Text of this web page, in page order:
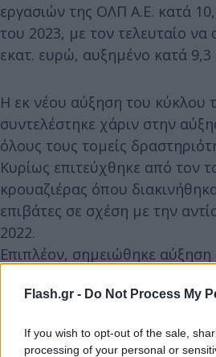
Flash.gr - Do Not Process My
If you wish to opt-out of the sale,
processing of your personal or
εργασιών της ΟΛΠ Α.Ε. κατά
του 2023, με τον τελευταίο να
εκατ. ευρώ, αυξημένο κατά 9,3
Η εκ νέου αύξηση του κύκλου
συντελέστηκε χάριν στην
όλους τους τομείς
Κυρίως επιτεύχθηκε από τον
κρουαζιέρας όπου
επιβάτες σε σχέση με την
2022.
Επιπλέον, σημειώθηκε
εμπορευματοκιβωτίων
προβλήτες του λιμένος, παρά
μεταφορών.